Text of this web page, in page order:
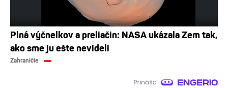
Plná výčnelkov a preliačin: NASA ukázala Zem tak,
ako sme ju ešte nevideli
Zahraničie